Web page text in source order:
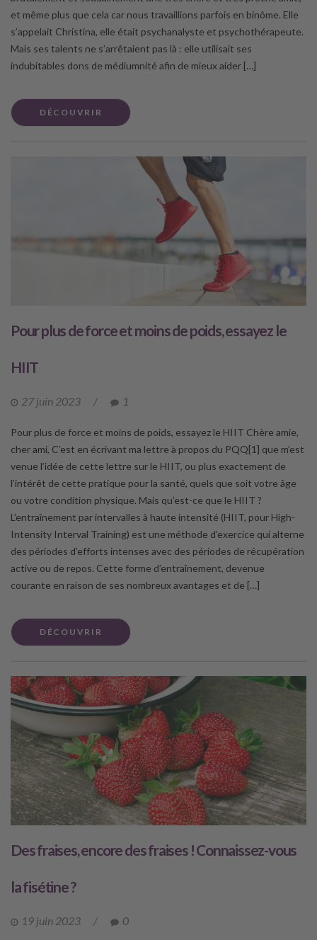
et même plus que cela car nous travaillions parfois en binôme. Elle
s’appelait Christina, elle était psychanalyste et psychothérapeute.
Mais ses talents ne s’arrêtaient pas là : elle utilisait ses
indubitables dons de médiumnité afin de mieux aider […]
DÉCOUVRIR
Pour plus de force et moins de poids, essayez le
HIIT
27 juin 2023 / 1
Pour plus de force et moins de poids, essayez le HIIT Chère amie,
cher ami, C’est en écrivant ma lettre à propos du PQQ[1] que m’est
venue l’idée de cette lettre sur le HIIT, ou plus exactement de
l’intérêt de cette pratique pour la santé, quels que soit votre âge
ou votre condition physique. Mais qu’est-ce que le HIIT ?
L’entraînement par intervalles à haute intensité (HIIT, pour High-
Intensity Interval Training) est une méthode d’exercice qui alterne
des périodes d’efforts intenses avec des périodes de récupération
active ou de repos. Cette forme d’entraînement, devenue
courante en raison de ses nombreux avantages et de […]
DÉCOUVRIR
Des fraises, encore des fraises ! Connaissez-vous
la fisétine ?
19 juin 2023 / 0